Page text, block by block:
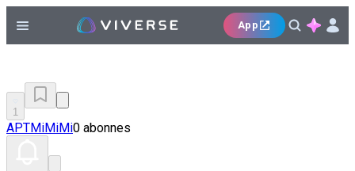
App
1
APTMiMiMi0 abonnes